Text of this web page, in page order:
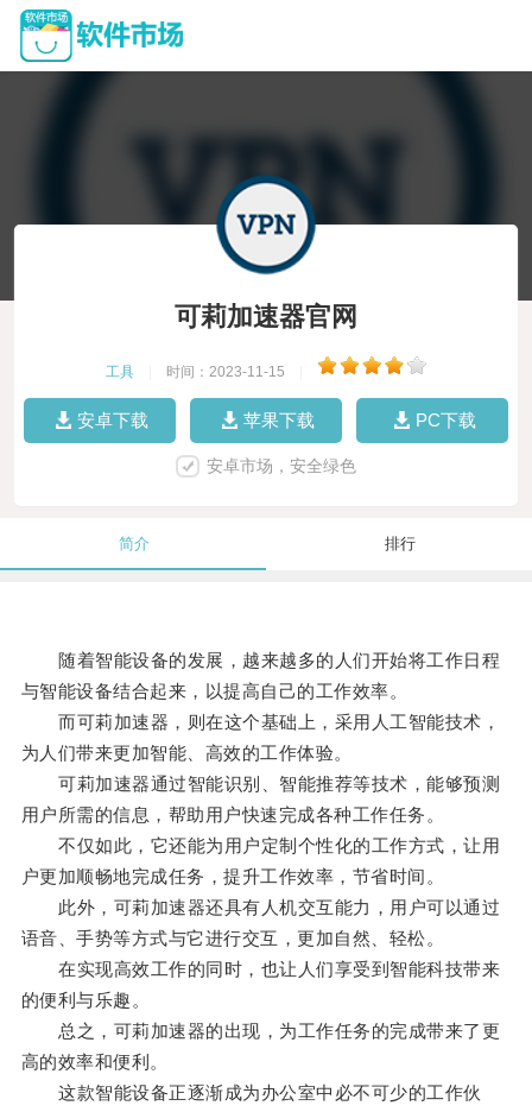
可莉加速器官网
工具 时间：2023-11-15
安卓下载 苹果下载 PC下载
安卓市场，安全绿色
简介 排行
随着智能设备的发展，越来越多的人们开始将工作日程
与智能设备结合起来，以提高自己的工作效率。
而可莉加速器，则在这个基础上，采用人工智能技术，
为人们带来更加智能、高效的工作体验。
可莉加速器通过智能识别、智能推荐等技术，能够预测
用户所需的信息，帮助用户快速完成各种工作任务。
不仅如此，它还能为用户定制个性化的工作方式，让用
户更加顺畅地完成任务，提升工作效率，节省时间。
此外，可莉加速器还具有人机交互能力，用户可以通过
语音、手势等方式与它进行交互，更加自然、轻松。
在实现高效工作的同时，也让人们享受到智能科技带来
的便利与乐趣。
总之，可莉加速器的出现，为工作任务的完成带来了更
高的效率和便利。
这款智能设备正逐渐成为办公室中必不可少的工作伙